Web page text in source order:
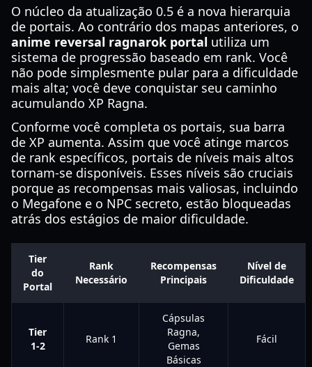
O núcleo da atualização 0.5 é a nova hierarquia
de portais. Ao contrário dos mapas anteriores, o
anime reversal ragnarok portal utiliza um
sistema de progressão baseado em rank. Você
não pode simplesmente pular para a dificuldade
mais alta; você deve conquistar seu caminho
acumulando XP Ragna.
Conforme você completa os portais, sua barra
de XP aumenta. Assim que você atinge marcos
de rank específicos, portais de níveis mais altos
tornam-se disponíveis. Esses níveis são cruciais
porque as recompensas mais valiosas, incluindo
o Megafone e o NPC secreto, estão bloqueadas
atrás dos estágios de maior dificuldade.
Tier
do
Portal
Rank
Necessário
Recompensas
Principais
Nível de
Dificuldade
Tier
1-2
Rank 1
Cápsulas
Ragna,
Gemas
Básicas
Fácil